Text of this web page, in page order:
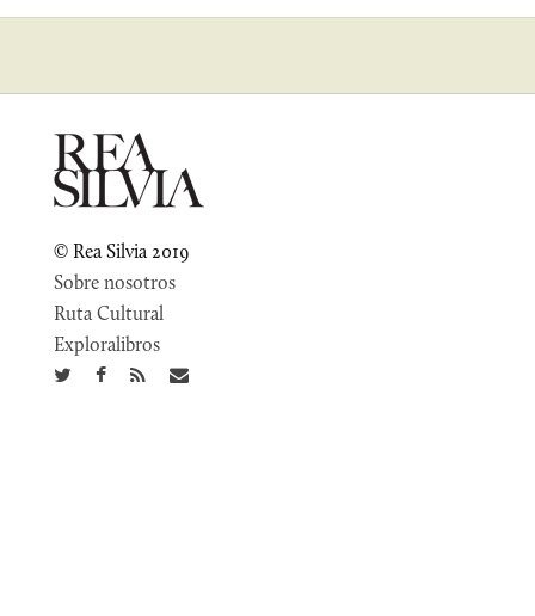
© Rea Silvia 2019
Sobre nosotros
Ruta Cultural
Exploralibros